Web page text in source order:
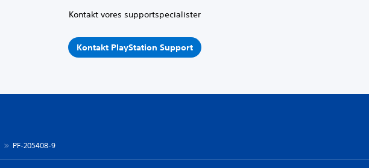
Kontakt vores supportspecialister
Kontakt PlayStation Support
PF-205408-9